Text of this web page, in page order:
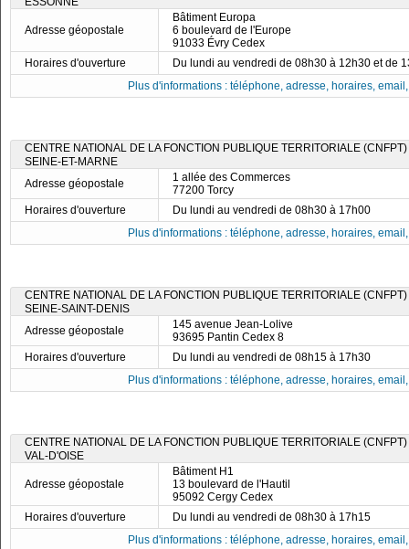
Adresse géopostale
Bâtiment Europa
6 boulevard de l'Europe
91033 Évry Cedex
Horaires d'ouverture
Du lundi au vendredi de 08h30 à 12h30 et de
Plus d'informations : téléphone, adresse, horaires,
CENTRE NATIONAL DE LA FONCTION PUBLIQUE TERRITORIALE
SEINE-ET-MARNE
Adresse géopostale
1 allée des Commerces
77200 Torcy
Horaires d'ouverture
Du lundi au vendredi de 08h30 à 17h00
Plus d'informations : téléphone, adresse, horaires,
CENTRE NATIONAL DE LA FONCTION PUBLIQUE TERRITORIALE
SEINE-SAINT-DENIS
Adresse géopostale
145 avenue Jean-Lolive
93695 Pantin Cedex 8
Horaires d'ouverture
Du lundi au vendredi de 08h15 à 17h30
Plus d'informations : téléphone, adresse, horaires,
CENTRE NATIONAL DE LA FONCTION PUBLIQUE TERRITORIALE
VAL-D'OISE
Adresse géopostale
Bâtiment H1
13 boulevard de l'Hautil
95092 Cergy Cedex
Horaires d'ouverture
Du lundi au vendredi de 08h30 à 17h15
Plus d'informations : téléphone, adresse, horaires,